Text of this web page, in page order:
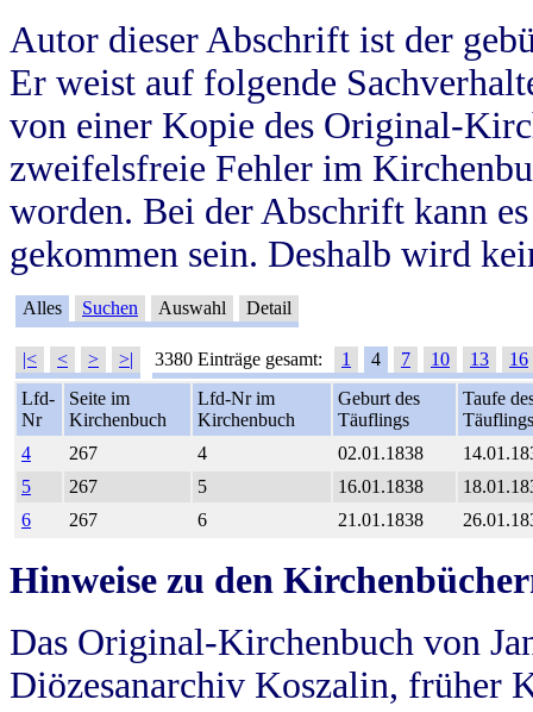
Autor dieser Abschrift ist der
Er weist auf folgende
von einer Kopie des Original-
zweifelsfreie Fehler im
worden. Bei der Abschrift kann
gekommen sein. Deshalb wird
Alles Suchen Auswahl Detail
|< < > >| 3380 Einträge gesamt: 1 4 7 10 13
16
Lfd-
Nr
Seite im
Kirchenbuch
Lfd-Nr im
Kirchenbuch
Geburt des
Täuflings
Taufe
Täuflings
4
267 4 02.01.1838
5
267 5 16.01.1838
6
267 6 21.01.1838
Hinweise zu den
Das Original-Kirchenbuch von
Diözesanarchiv Koszalin, früher